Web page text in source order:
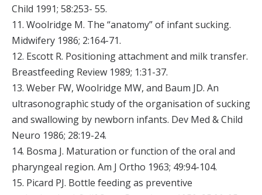
Child 1991; 58:253- 55.
11. Woolridge M. The “anatomy” of infant sucking.
Midwifery 1986; 2:164-71.
12. Escott R. Positioning attachment and milk transfer.
Breastfeeding Review 1989; 1:31-37.
13. Weber FW, Woolridge MW, and Baum JD. An
ultrasonographìc study of the organisation of sucking
and swallowing by newborn infants. Dev Med & Child
Neuro 1986; 28:19-24.
14. Bosma J. Maturation or function of the oral and
pharyngeal region. Am J Ortho 1963; 49:94-104.
15. Picard PJ. Bottle feeding as preventive